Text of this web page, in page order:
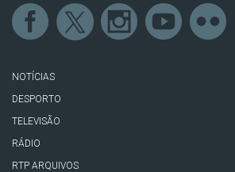
NOTÍCIAS
DESPORTO
TELEVISÃO
RÁDIO
RTP ARQUIVOS